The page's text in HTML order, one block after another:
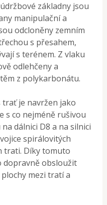
základny jsou
manipulační a
odcloněny zemním
s přesahem,
s terénem. Z vlaku
odlehčeny a
z polykarbonátu.
je navržen jako
s co nejméně rušivou
dálnici D8 a na silnici
spirálovitých
trati. Díky tomuto
dopravně obsloužit
mezi tratí a